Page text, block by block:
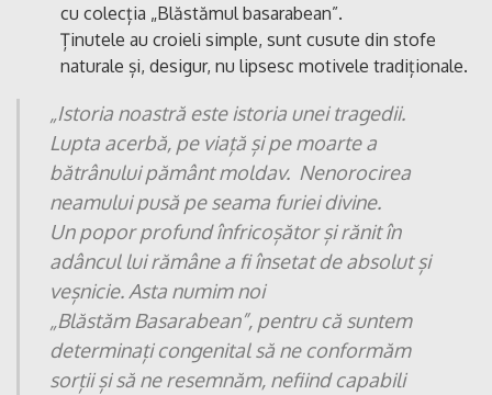
cu colecția „Blăstămul basarabean”.
Ținutele au croieli simple, sunt cusute din stofe
naturale și, desigur, nu lipsesc motivele tradiționale.
„Istoria noastră este istoria unei tragedii.
Lupta acerbă, pe viață și pe moarte a
bătrânului pământ moldav. Nenorocirea
neamului pusă pe seama furiei divine.
Un popor profund înfricoșător și rănit în
adâncul lui rămâne a fi însetat de absolut și
veșnicie. Asta numim noi
„Blăstăm Basarabean”, pentru că suntem
determinați congenital să ne conformăm
sorții și să ne resemnăm, nefiind capabili